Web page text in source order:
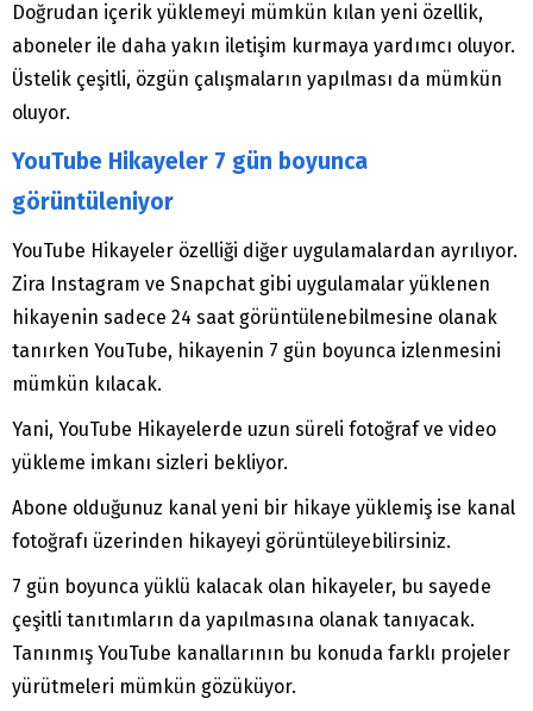
Doğrudan içerik yüklemeyi mümkün kılan yeni özellik,
aboneler ile daha yakın iletişim kurmaya yardımcı oluyor.
Üstelik çeşitli, özgün çalışmaların yapılması da mümkün
oluyor.
YouTube Hikayeler 7 gün boyunca
görüntüleniyor
YouTube Hikayeler özelliği diğer uygulamalardan ayrılıyor.
Zira Instagram ve Snapchat gibi uygulamalar yüklenen
hikayenin sadece 24 saat görüntülenebilmesine olanak
tanırken YouTube, hikayenin 7 gün boyunca izlenmesini
mümkün kılacak.
Yani, YouTube Hikayelerde uzun süreli fotoğraf ve video
yükleme imkanı sizleri bekliyor.
Abone olduğunuz kanal yeni bir hikaye yüklemiş ise kanal
fotoğrafı üzerinden hikayeyi görüntüleyebilirsiniz.
7 gün boyunca yüklü kalacak olan hikayeler, bu sayede
çeşitli tanıtımların da yapılmasına olanak tanıyacak.
Tanınmış YouTube kanallarının bu konuda farklı projeler
yürütmeleri mümkün gözüküyor.